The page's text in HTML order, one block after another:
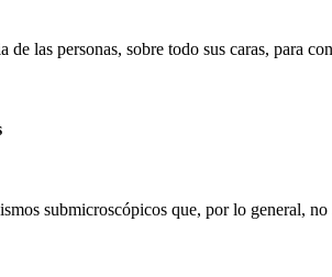
las personas, sobre todo sus caras, para
submicroscópicos que, por lo general, no